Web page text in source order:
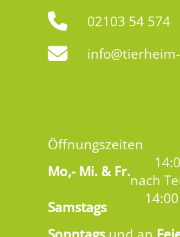
02103 54 574
Öffnungszeiten
Mo,-Mi. & Fr.nach
Samstags